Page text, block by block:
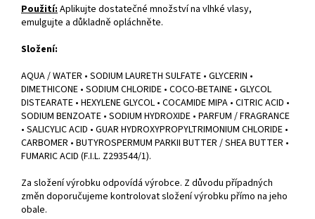
Použití: Aplikujte dostatečné množství na vlhké vlasy,
emulgujte a důkladně opláchněte.
Složení:
AQUA / WATER • SODIUM LAURETH SULFATE • GLYCERIN •
DIMETHICONE • SODIUM CHLORIDE • COCO-BETAINE • GLYCOL
DISTEARATE • HEXYLENE GLYCOL • COCAMIDE MIPA • CITRIC ACID •
SODIUM BENZOATE • SODIUM HYDROXIDE • PARFUM / FRAGRANCE
• SALICYLIC ACID • GUAR HYDROXYPROPYLTRIMONIUM CHLORIDE •
CARBOMER • BUTYROSPERMUM PARKII BUTTER / SHEA BUTTER •
FUMARIC ACID (F.I.L. Z293544/1).
Za složení výrobku odpovídá výrobce. Z důvodu případných
změn doporučujeme kontrolovat složení výrobku přímo na jeho
obale.